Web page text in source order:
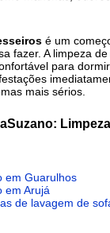
é um
fazer. A limpeza
para
mais sérios.
em Guarulhos
em Arujá
de lavagem de